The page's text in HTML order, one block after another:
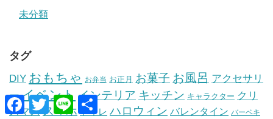
未分類
タグ
DIY おもちゃ お弁当 お正月 お菓子 お風呂 アクセサリ
ー イベント インテリア キッチン キャラクター クリ
スマス スマホ トイレ ハロウィン バレンタイン バーベキ
F
a
T
w
L
i
共
有